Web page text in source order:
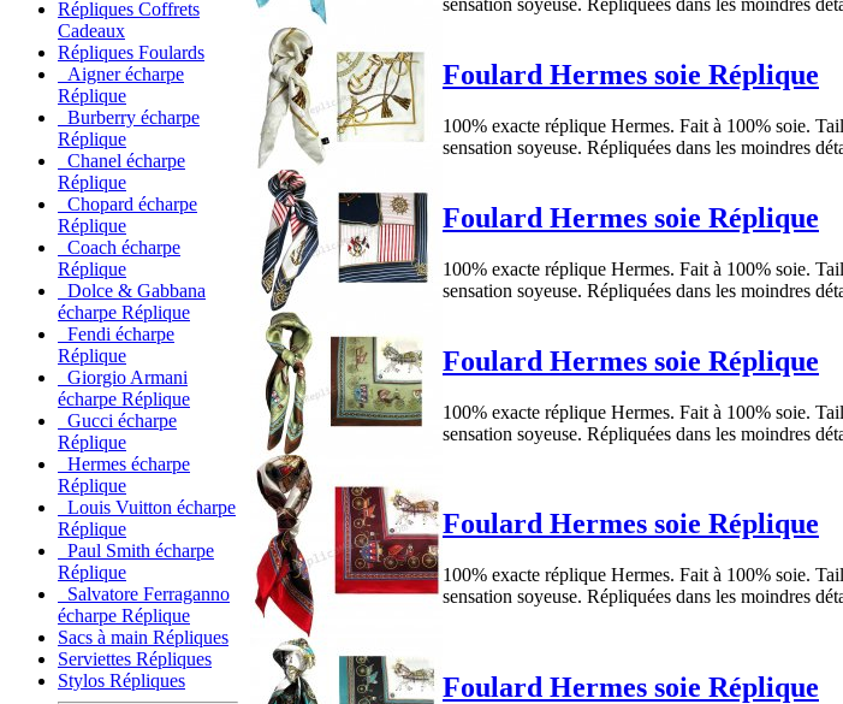
Répliques Coffrets
Cadeaux
Répliques Foulards
Aigner écharpe
Réplique
Burberry écharpe
Réplique
Chanel écharpe
Réplique
Chopard écharpe
Réplique
Coach écharpe
Réplique
Dolce & Gabbana
écharpe Réplique
Fendi écharpe
Réplique
Giorgio Armani
écharpe Réplique
Gucci écharpe
Réplique
Hermes écharpe
Réplique
Louis Vuitton écharpe
Réplique
Paul Smith écharpe
Réplique
Salvatore Ferraganno
écharpe Réplique
Sacs à main Répliques
Serviettes Répliques
Stylos Répliques
Foulard Hermes soie Réplique
100% exacte réplique Hermes. Fait à 100% soie.
sensation soyeuse. Répliquées dans les moindres
Foulard Hermes soie Réplique
100% exacte réplique Hermes. Fait à 100% soie.
sensation soyeuse. Répliquées dans les moindres
Foulard Hermes soie Réplique
100% exacte réplique Hermes. Fait à 100% soie.
sensation soyeuse. Répliquées dans les moindres
Foulard Hermes soie Réplique
100% exacte réplique Hermes. Fait à 100% soie.
sensation soyeuse. Répliquées dans les moindres
Foulard Hermes soie Réplique